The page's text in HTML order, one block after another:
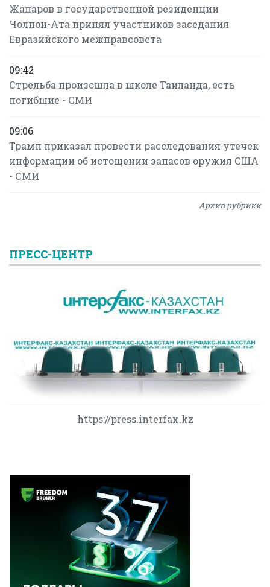
Жапаров в государственной резиденции
Чолпон-Ата принял участников заседания
Евразийского межправсовета
09:42
Стрельба произошла в школе Таиланда, есть
погибшие - СМИ
09:06
Трамп приказал провести расследования утечек
информации об истощении запасов оружия США
- СМИ
Архив рубрики
ПРЕСС-ЦЕНТР
https://press.interfax.kz